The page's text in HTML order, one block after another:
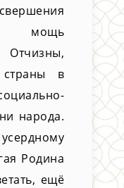
мощь
страны в
народа.
Родина
ещё